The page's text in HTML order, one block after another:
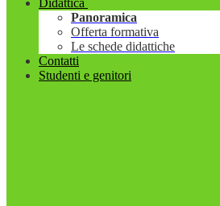
Didattica
Panoramica
Offerta formativa
Le schede didattiche
Contatti
Studenti e genitori